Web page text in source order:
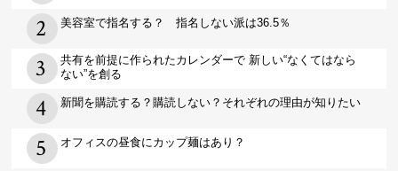
美容室で指名する？ 指名しない派は36.5％
共有を前提に作られたカレンダーで 新しい“なくてはなら
ない”を創る
新聞を購読する？購読しない？それぞれの理由が知りたい
オフィスの昼食にカップ麺はあり？